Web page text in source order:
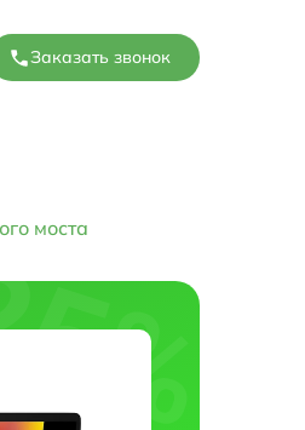
Заказать звонок
моста